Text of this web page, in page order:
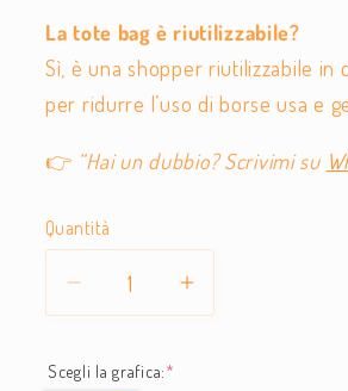
La tote bag è riutilizzabile?
Sì, è una shopper riutilizzabile in
per ridurre l’uso di borse usa e
👉 “Hai un dubbio? Scrivimi su
Quantità
Diminuisci
per
Aumenta
Scegli la grafica:*